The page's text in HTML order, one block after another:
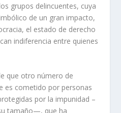
grupos delincuentes, cuya
de un gran impacto,
el estado de derecho
indiferencia entre quienes
que otro número de
es cometido por personas
por la impunidad –
tamaño—, que ha